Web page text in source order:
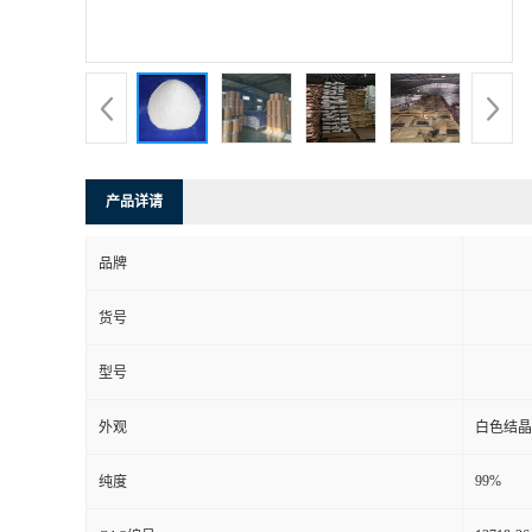
产品详请
品牌
货号
型号
外观 白色结
纯度 99%